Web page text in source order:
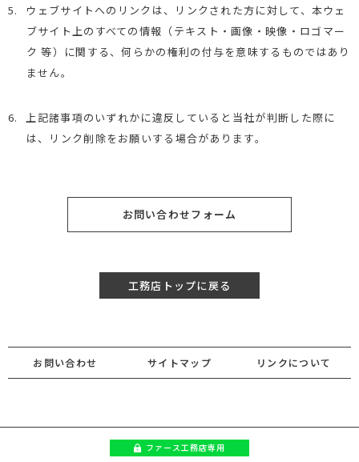
5.
ウェブサイトへのリンクは、リンクされた方に対して、本ウェ
ブサイト上のすべての情報（テキスト・画像・映像・ロゴマー
ク 等）に関する、何らかの権利の付与を意味するものではあり
ません。
6.
上記諸事項のいずれかに違反していると当社が判断した際に
は、リンク削除をお願いする場合があります。
お問い合わせフォーム
工務店トップに戻る
お問い合わせ サイトマップ リンクについて
ファース工務店専用